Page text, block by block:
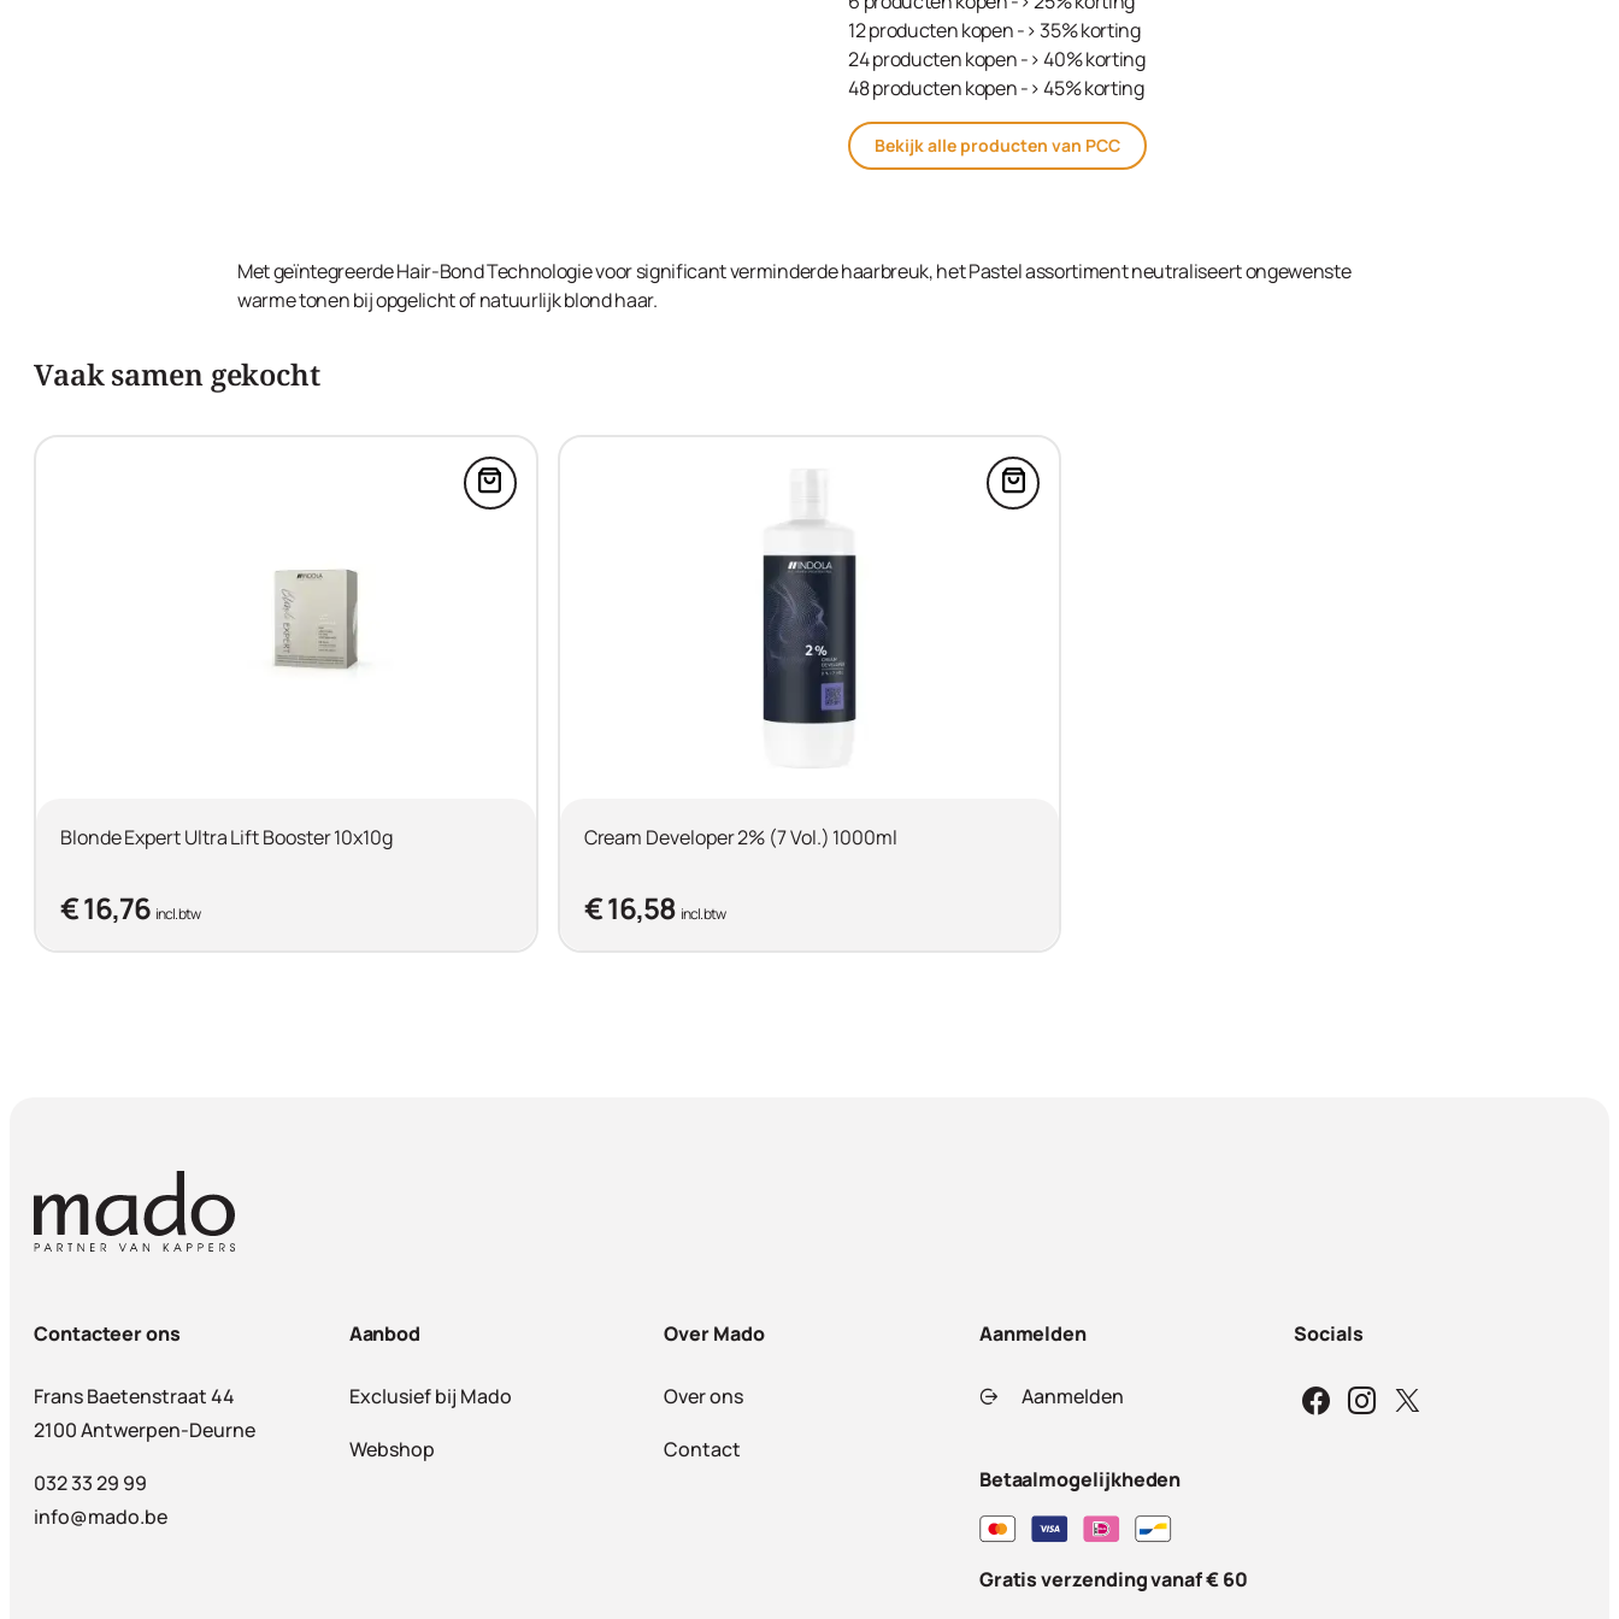
12 producten kopen -> 35% korting
24 producten kopen -> 40% korting
48 producten kopen -> 45% korting
Bekijk alle producten van PCC
Met geïntegreerde Hair-Bond Technologie voor significant verminderde haarbreuk, het Pastel assortiment neutraliseert ongewenste
warme tonen bij opgelicht of natuurlijk blond haar.
Vaak samen gekocht
Voeg Blonde Expert Ultra Lift Booster 10x10g in de winkelwagen
Blonde Expert Ultra Lift Booster 10x10g
€ 16,76 incl. btw
Voeg Cream Developer 2% (7 Vol.) 1000ml in de
Cream Developer 2% (7 Vol.) 1000ml
€ 16,58 incl. btw
Contacteer ons
Frans Baetenstraat 44
2100 Antwerpen-Deurne
032 33 29 99
info@mado.be
Aanbod
Exclusief bij Mado
Webshop
Over Mado
Over ons
Contact
Aanmelden
Aanmelden
Betaalmogelijkheden
Gratis verzending vanaf € 60
Socials